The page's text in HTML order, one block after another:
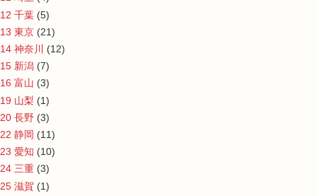
12 千葉 (5)
13 東京 (21)
14 神奈川
(12)
15 新潟 (7)
16 富山 (3)
19 山梨 (1)
20 長野 (3)
22 静岡 (11)
23 愛知 (10)
24 三重 (3)
25 滋賀 (1)